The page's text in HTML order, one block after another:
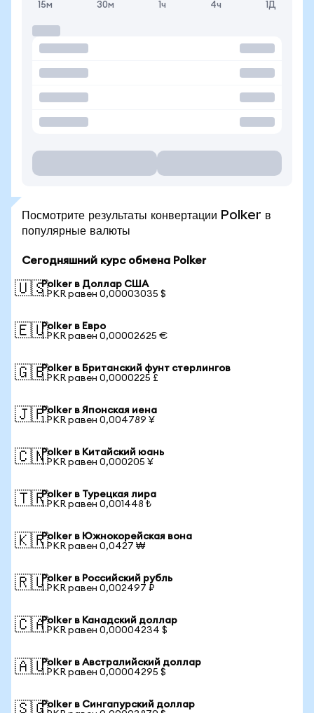
15м 30м 1ч 4ч 1Д
Посмотрите результаты конвертации Polker в
популярные валюты
Сегодняшний курс обмена Polker
🇺🇸Polker в Доллар США
1 PKR равен 0,00003035 $
🇪🇺Polker в Евро
1 PKR равен 0,00002625 €
🇬🇧Polker в Британский фунт стерлингов
1 PKR равен 0,0000225 £
🇯🇵Polker в Японская иена
1 PKR равен 0,004789 ¥
🇨🇳Polker в Китайский юань
1 PKR равен 0,000205 ¥
🇹🇷Polker в Турецкая лира
1 PKR равен 0,001448 ₺
🇰🇷Polker в Южнокорейская вона
1 PKR равен 0,0427 ₩
🇷🇺Polker в Российский рубль
1 PKR равен 0,002497 ₽
🇨🇦Polker в Канадский доллар
1 PKR равен 0,00004234 $
🇦🇺Polker в Австралийский доллар
1 PKR равен 0,00004295 $
🇸🇬Polker в Сингапурский доллар